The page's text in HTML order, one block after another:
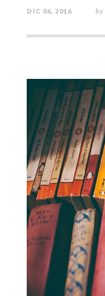
DIC 06, 2016 by